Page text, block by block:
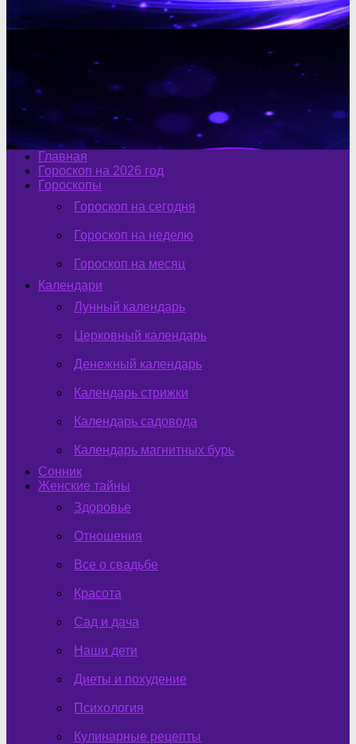
Главная
Гороскоп на 2026 год
Гороскопы
Гороскоп на сегодня
Гороскоп на неделю
Гороскоп на месяц
Календари
Лунный календарь
Церковный календарь
Денежный календарь
Календарь стрижки
Календарь садовода
Календарь магнитных бурь
Сонник
Женские тайны
Здоровье
Отношения
Все о свадьбе
Красота
Сад и дача
Наши дети
Диеты и похудение
Психология
Кулинарные рецепты